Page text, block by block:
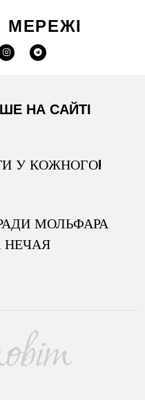
МЕРЕЖІ
НА САЙТІ
У КОЖНОГО!
МОЛЬФАРА